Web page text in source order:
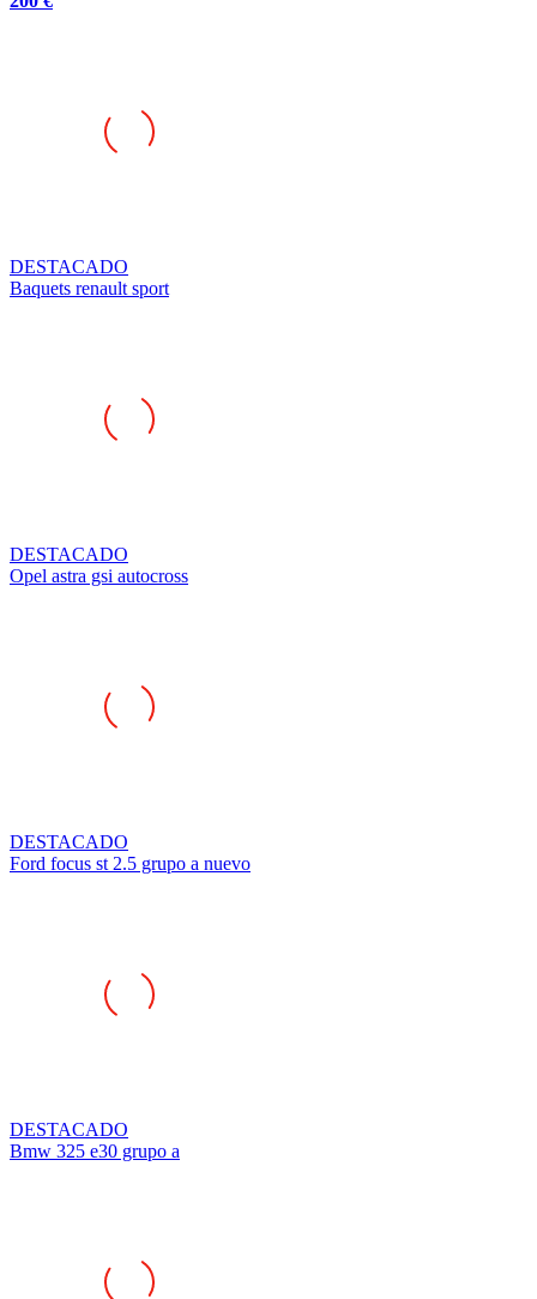
Baquets renault sport
Opel astra gsi autocross
Ford focus st 2.5 grupo a nuevo
Bmw 325 e30 grupo a